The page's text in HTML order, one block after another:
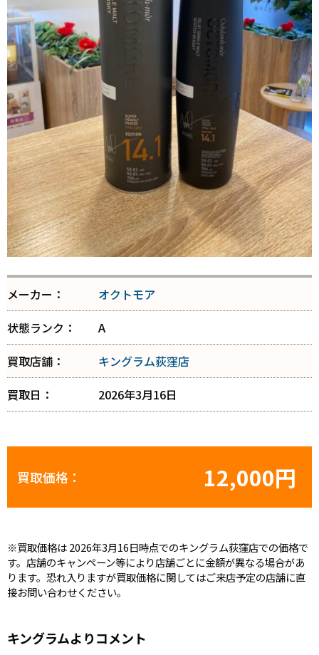
メーカー：
オクトモア
状態ランク：
A
買取店舗：
キングラム荻窪店
買取日：
2026年3月16日
買取価格： 12,000円
※買取価格は 2026年3月16日時点でのキングラム荻窪店での価格で
す。店舗のキャンペーン等により店舗ごとに金額が異なる場合があ
ります。恐れ入りますが買取価格に関してはご来店予定の店舗に直
接お問い合わせください。
キングラムよりコメント